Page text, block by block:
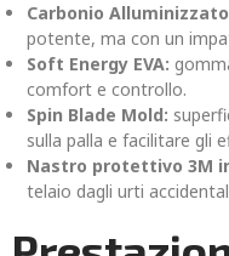
Carbonio Alluminizzato
potente, ma con un
Soft Energy EVA:
comfort e controllo.
Spin Blade Mold:
sulla palla e facilitare gli
Nastro protettivo 3M
telaio dagli urti